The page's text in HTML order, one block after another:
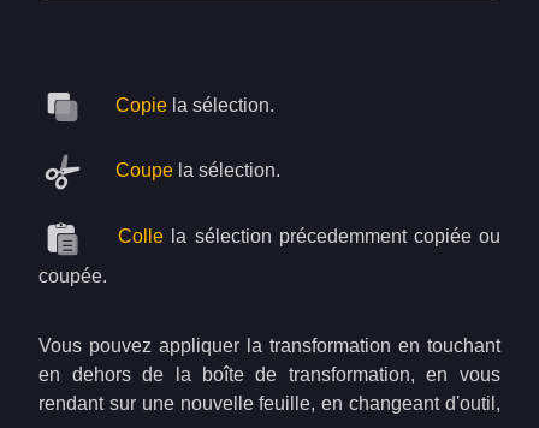
Copie la sélection.
Coupe la sélection.
Colle la sélection précedemment copiée ou
coupée.
Vous pouvez appliquer la transformation en touchant
en dehors de la boîte de transformation, en vous
rendant sur une nouvelle feuille, en changeant d'outil,